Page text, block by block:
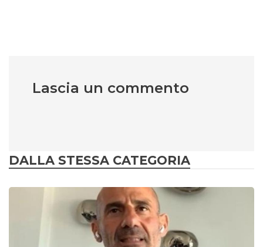
Lascia un commento
DALLA STESSA CATEGORIA